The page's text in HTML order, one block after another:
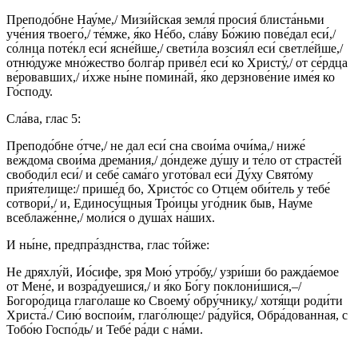
Преподо́бне Нау́ме,/ Мизи́йская земля́ просия́ блиста́ньми
уче́ния твоего́,/ те́мже, я́ко Не́бо, сла́ву Бо́жию пове́дал еси́,/
со́лнца поте́кл еси́ ясне́йше,/ свети́ла возсия́л еси́ светле́йше,/
отню́дуже мно́жество болга́р приве́л еси́ ко Христу́,/ от се́рдца
ве́ровавших,/ и́хже ны́не помина́й, я́ко дерзнове́ние име́я ко
Го́споду.
Сла́ва, глас 5:
Преподо́бне о́тче,/ не дал еси́ сна свои́ма очи́ма,/ ниже́
ве́ждома свои́ма дрема́ния,/ до́ндеже ду́шу и те́ло от страсте́й
свободи́л еси́/ и себе́ сама́го угото́вал еси́ Ду́ху Свято́му
прия́телище:/ прише́д бо, Христо́с со Отце́м оби́тель у тебе́
сотвори́,/ и, Единосу́щныя Тро́ицы уго́дник быв, Нау́ме
всеблаже́нне,/ моли́ся о душа́х на́ших.
И ны́не, предпра́зднства, глас то́йже:
Не дряхлу́й, Ио́сифе, зря Мою́ утро́бу,/ узри́ши бо ражда́емое
от Мене́, и возра́дуешися,/ и я́ко Бо́гу поклони́шися,–/
Богоро́дица глаго́лаше ко Своему́ обру́чнику,/ хотя́щи роди́ти
Христа́./ Сию́ воспои́м, глаго́люще:/ ра́дуйся, Обра́дованная, с
Тобо́ю Госпо́дь/ и Тебе́ ра́ди с на́ми.